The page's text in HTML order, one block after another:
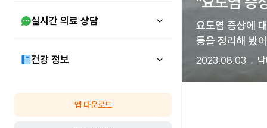
실시간 의료 상담
건강 정보
앱 다운로드
요도염 증상에
등을 정리해 봤
2023.08.03